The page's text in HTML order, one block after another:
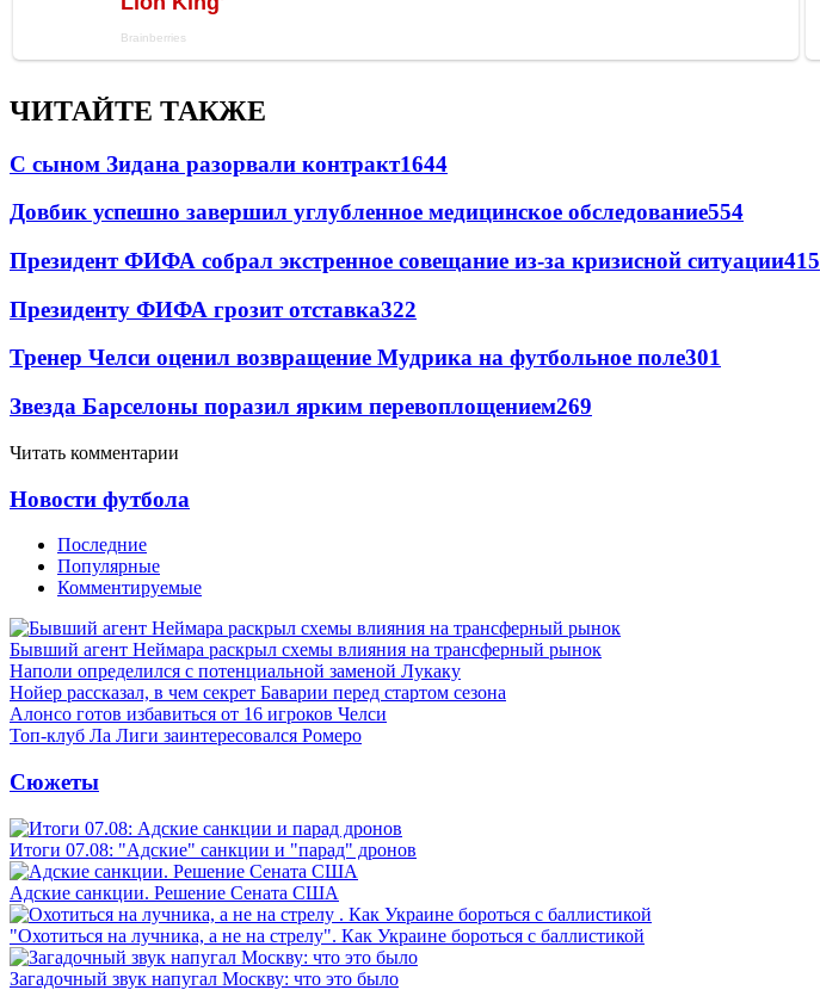
ЧИТАЙТЕ ТАКЖЕ
С сыном Зидана разорвали контракт1644
Довбик успешно завершил углубленное медицинское обследование554
Президент ФИФА собрал экстренное совещание из-за кризисной ситуации415
Президенту ФИФА грозит отставка322
Тренер Челси оценил возвращение Мудрика на футбольное поле301
Звезда Барселоны поразил ярким перевоплощением269
Читать комментарии
Новости футбола
Последние
Популярные
Комментируемые
Бывший агент Неймара раскрыл схемы влияния на трансферный рынок
Наполи определился с потенциальной заменой Лукаку
Нойер рассказал, в чем секрет Баварии перед стартом сезона
Алонсо готов избавиться от 16 игроков Челси
Топ-клуб Ла Лиги заинтересовался Ромеро
Сюжеты
Итоги 07.08: "Адские" санкции и "парад" дронов
Адские санкции. Решение Сената США
"Охотиться на лучника, а не на стрелу". Как Украине бороться с баллистикой
Загадочный звук напугал Москву: что это было